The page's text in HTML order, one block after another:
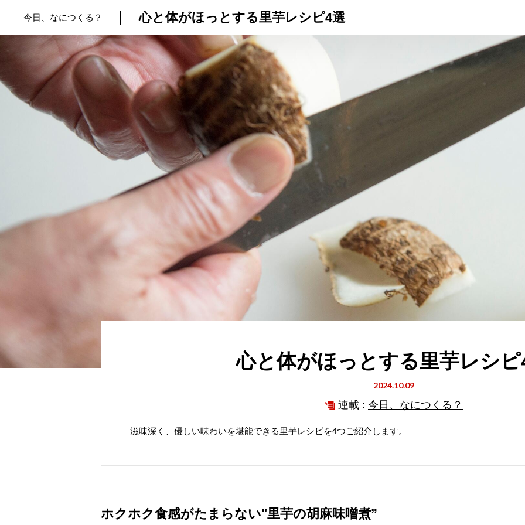
トップ プロが教えるレシピ
今日、なにつくる？ 心と体がほっとする里芋レシピ4選
心と体がほっとする里芋レシピ
2024.10.09
連載 : 今日、なにつくる？
滋味深く、優しい味わいを堪能できる里芋レシピを4つご紹介します。
ホクホク食感がたまらない"里芋の胡麻味噌煮”